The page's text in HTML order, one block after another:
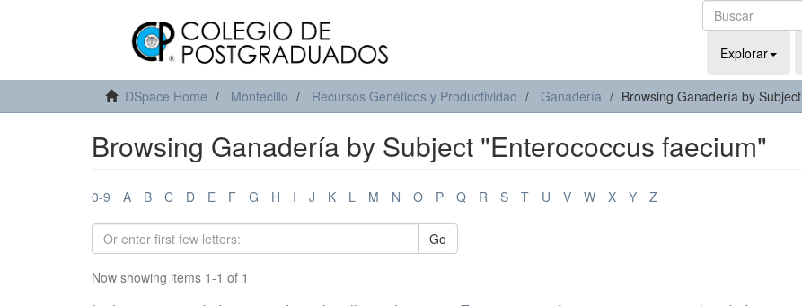
Explorar
DSpace Home Montecillo Recursos Genéticos y Productividad Ganadería Browsing Ganadería by Subject
Browsing Ganadería by Subject "Enterococcus faecium"
0-9 A B C D E F G H I J K L M N O P Q R S T U V W X Y Z
Go
Now showing items 1-1 of 1